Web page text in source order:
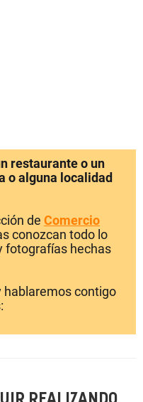
restaurante o un
o alguna localidad
de Comercio
conozcan todo lo
fotografías hechas
hablaremos contigo